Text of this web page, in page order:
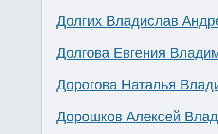
Долгих Владислав
Долгова Евгения
Дорогова Наталья
Дорошков Алексей